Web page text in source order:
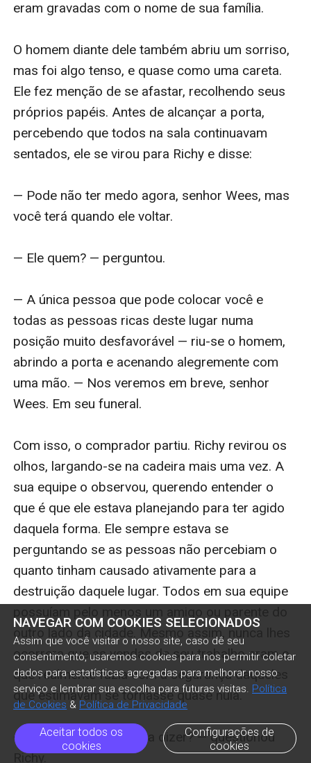
NAVEGAR COM COOKIES SELECIONADOS
Assim que você visitar o nosso site, caso dê seu
consentimento, usaremos cookies para nos permitir coletar
dados para estatísticas agregadas para melhorar nosso
serviço e lembrar sua escolha para futuras visitas. Política
de Cookies & Política de Privacidade
Aceitar todos os
cookies
Configurações de
cookies